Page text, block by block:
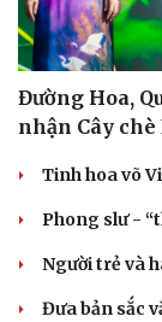
Đường Hoa,
nhận Cây chè
Tinh hoa võ
Phong slư -
Người trẻ và
Đưa bản sắc